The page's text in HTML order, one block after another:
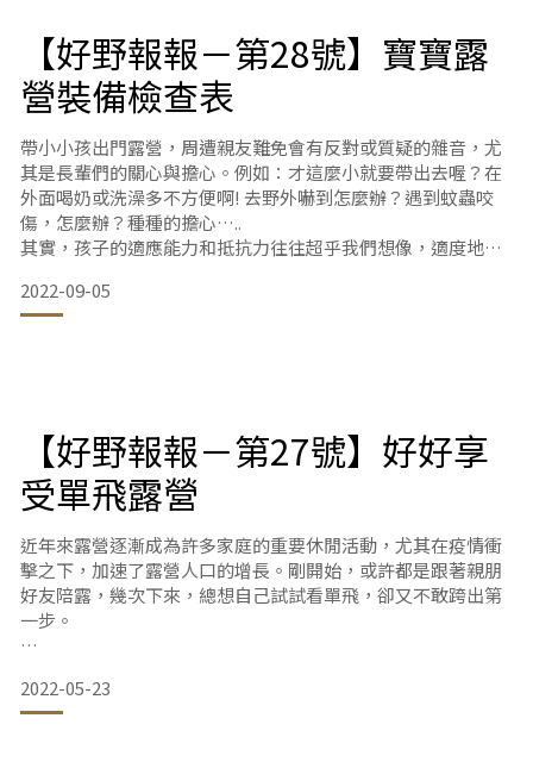
Q3: 怎麼我的黑膠帳才用一次就有多處漏光了呢?是不是買到不
良品?
Q
【好野報報－第28號】寶寶露
營裝備檢查表
帶小小孩出門露營，周遭親友難免會有反對或質疑的雜音，尤
其是長輩們的關心與擔心。例如：才這麼小就要帶出去喔？在
外面喝奶或洗澡多不方便啊! 去野外嚇到怎麼辦？遇到蚊蟲咬
傷，怎麼辦？種種的擔心…..
其實，孩子的適應能力和抵抗力往往超乎我們想像，適度地讓
家，甚至日韓，很多家庭也常帶小小孩野餐、露營，從小就訓
練與大自然共處。所以，只要做好萬全準備，就大膽的嘗試吧!
食品
主食品：
2022-09-05
【好野報報－第27號】好好享
受單飛露營
近年來露營逐漸成為許多家庭的重要休閒活動，尤其在疫情衝
擊之下，加速了露營人口的增長。剛開始，或許都是跟著親朋
好友陪露，幾次下來，總想自己試試看單飛，卻又不敢跨出第
一步。
1.容易訂位
2022-05-23